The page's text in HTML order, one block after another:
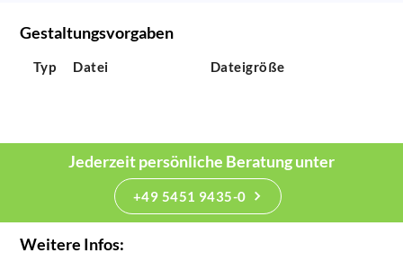
Gestaltungsvorgaben
Typ Datei Dateigröße
Jederzeit persönliche Beratung unter
+49 5451 9435-0
Weitere Infos: